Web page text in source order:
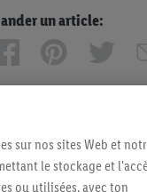
un article:
sur nos sites Web et
le stockage et
ou utilisées, avec ton